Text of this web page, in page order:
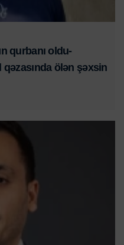
qurbanı oldu-
ölən şəxsin